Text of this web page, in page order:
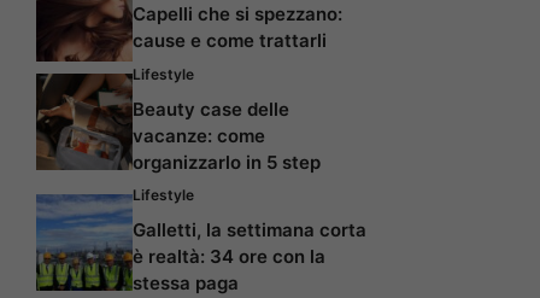
Capelli che si spezzano:
cause e come trattarli
Lifestyle
Beauty case delle
vacanze: come
organizzarlo in 5 step
Lifestyle
Galletti, la settimana corta
è realtà: 34 ore con la
stessa paga